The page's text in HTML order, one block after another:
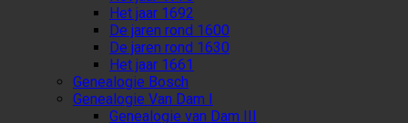
Het jaar 1692
De jaren rond 1600
De jaren rond 1630
Het jaar 1661
Genealogie Bosch
Genealogie Van Dam I
Genealogie van Dam III